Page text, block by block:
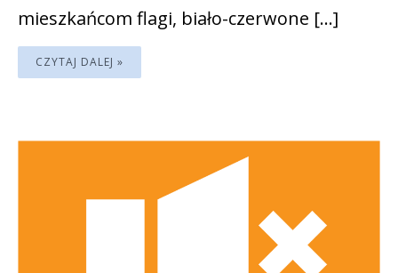
mieszkańcom flagi, biało-czerwone […]
CZYTAJ DALEJ »